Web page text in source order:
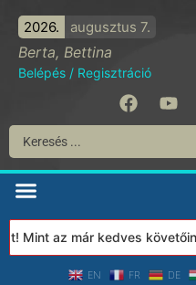
2026. augusztus 7.
Berta, Bettina
Belépés / Regisztráció
Mint az már kedves
EN FR DE